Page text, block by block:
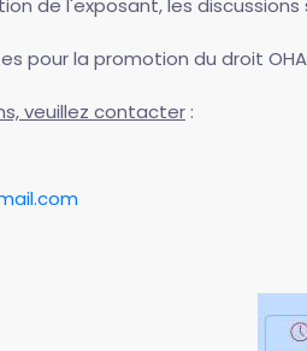
de l'exposant, les
pour la promotion du droit
veuillez contacter :